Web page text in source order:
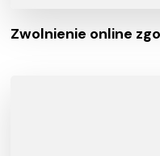
Zwolnienie online